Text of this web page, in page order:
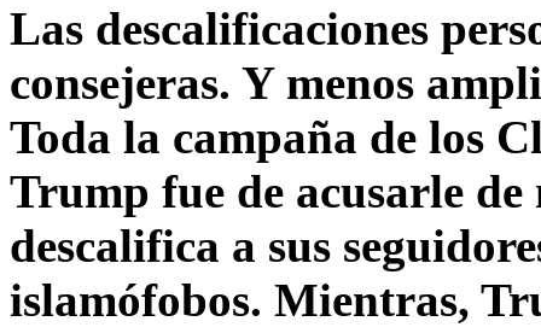
Las descalificaciones
consejeras. Y menos
Toda la campaña de los
Trump fue de acusarle
descalifica a sus
islamófobos. Mientras,